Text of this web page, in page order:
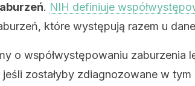
. NIH definiuje
które występują razem u
o współwystępowaniu zaburzenia
jeśli zostałyby zdiagnozowane w tym